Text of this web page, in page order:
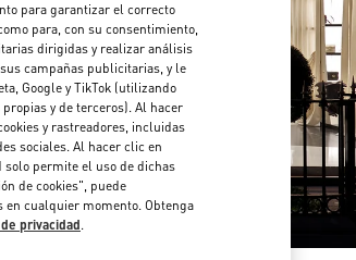
PM
PM
PM
PM
PM
para garantizar el correcto
para, con su consentimiento,
dirigidas y realizar análisis
campañas publicitarias, y le
Google y TikTok (utilizando
y de terceros). Al hacer
y rastreadores, incluidas
sociales. Al hacer clic en
permite el uso de dichas
de cookies", puede
en cualquier momento. Obtenga
privacidad.